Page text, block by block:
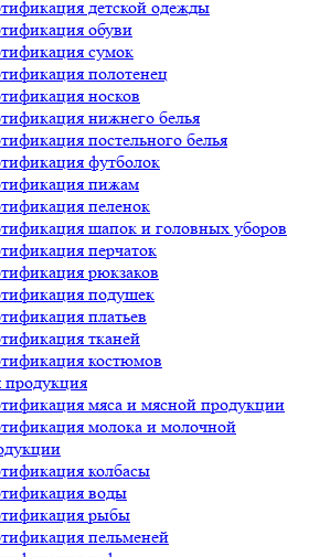
детской одежды
обуви
сумок
полотенец
носков
нижнего белья
постельного белья
футболок
пижам
пеленок
шапок и головных уборов
перчаток
рюкзаков
подушек
платьев
тканей
костюмов
мяса и мясной продукции
молока и молочной
колбасы
воды
рыбы
пельменей